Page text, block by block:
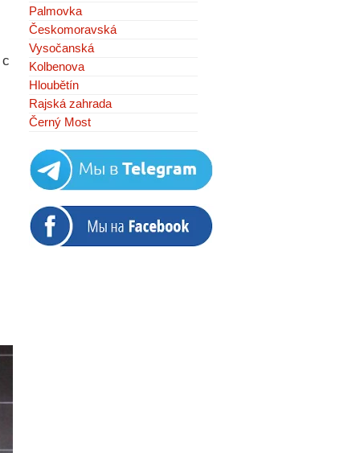
Palmovka
Českomoravská
Vysočanská
Kolbenova
Hloubětín
Rajská zahrada
Černý Most